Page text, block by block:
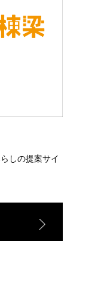
しの提案サイ